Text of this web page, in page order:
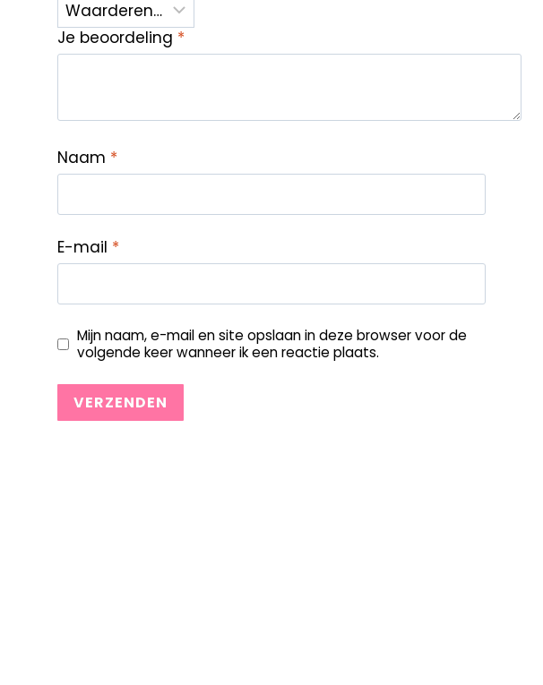
Je beoordeling *
Naam *
E-mail *
Mijn naam, e-mail en site opslaan in deze browser voor de
volgende keer wanneer ik een reactie plaats.